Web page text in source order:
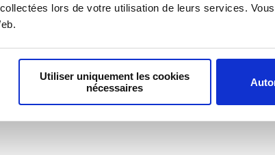
lors de votre utilisation de leurs services.
Utiliser uniquement les cookies
nécessaires